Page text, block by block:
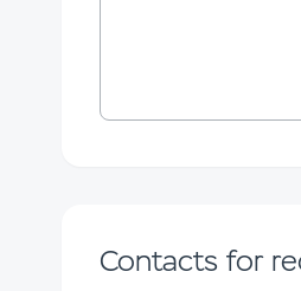
Contacts for